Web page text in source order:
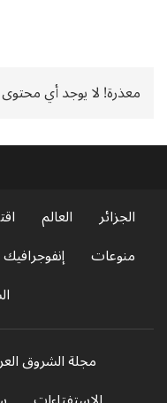
معذرة! لا يوجد أي
الجزائر العالم
منوعات
إنفوجرافيك
مجلة الشروق